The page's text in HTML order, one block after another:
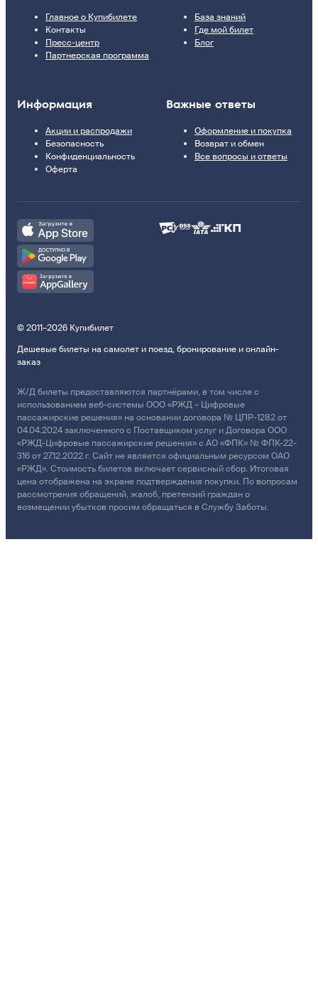
Главное о Купибилете
Контакты
Пресс-центр
Партнерская программа
База знаний
Где мой билет
Блог
Информация
Акции и распродажи
Безопасность
Конфиденциальность
Оферта
Важные ответы
Оформление и покупка
Возврат и обмен
Все вопросы и ответы
© 2011–2026 Купибилет
Дешевые билеты на самолет и поезд, бронирование и онлайн-
заказ
Ж/Д билеты предоставляются партнёрами, в том числе с
использованием веб-системы ООО «РЖД – Цифровые
пассажирские решения» на основании договора № ЦПР-1282 от
04.04.2024 заключенного с Поставщиком услуг и Договора ООО
«РЖД-Цифровые пассажирские решения» с АО «ФПК» № ФПК-22-
316 от 27.12.2022 г. Сайт не является официальным ресурсом ОАО
«РЖД». Стоимость билетов включает сервисный сбор. Итоговая
цена отображена на экране подтверждения покупки. По вопросам
рассмотрения обращений, жалоб, претензий граждан о
возмещении убытков просим обращаться в Службу Заботы.